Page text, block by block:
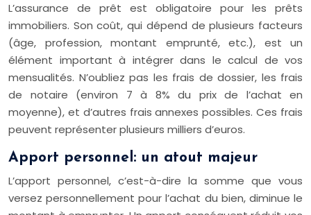
L’assurance de prêt est obligatoire pour les prêts
immobiliers. Son coût, qui dépend de plusieurs facteurs
(âge, profession, montant emprunté, etc.), est un
élément important à intégrer dans le calcul de vos
mensualités. N’oubliez pas les frais de dossier, les frais
de notaire (environ 7 à 8% du prix de l’achat en
moyenne), et d’autres frais annexes possibles. Ces frais
peuvent représenter plusieurs milliers d’euros.
Apport personnel: un atout majeur
L’apport personnel, c’est-à-dire la somme que vous
versez personnellement pour l’achat du bien, diminue le